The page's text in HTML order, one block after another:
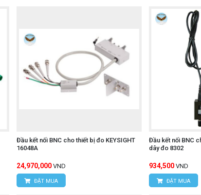
Đầu kết nối BNC cho thiết bị đo KEYSIGHT
16048A
24,970,000 VND
ĐẶT MUA
Đầu kết nối BNC
dây đo 8302
934,500 VND
ĐẶT MUA